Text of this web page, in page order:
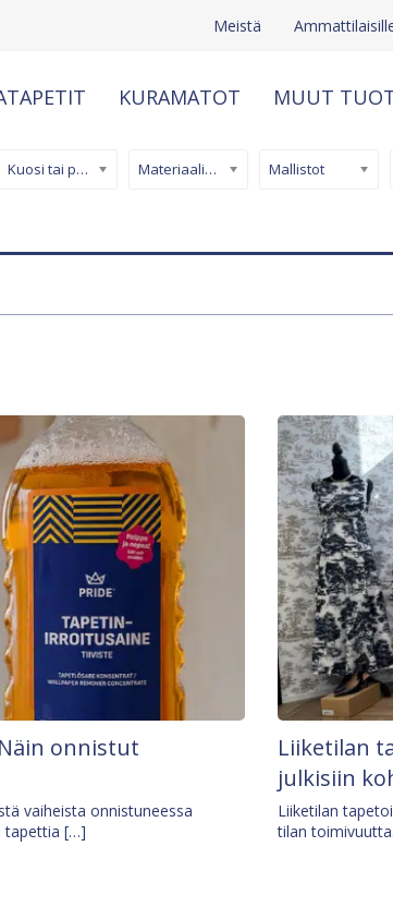
Meistä
KURAMATOT MUUT
Kuosi tai pinta Materiaali/ tuotetyyppi Mallistot
onnistut
vaiheista onnistuneessa
tapettia […]
Liiketilan
julkisiin
Liiketilan
tilan